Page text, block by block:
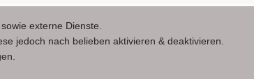
Infos
hablesreiter.com
externe Dienste.
jedoch nach belieben aktivieren & deaktivieren.